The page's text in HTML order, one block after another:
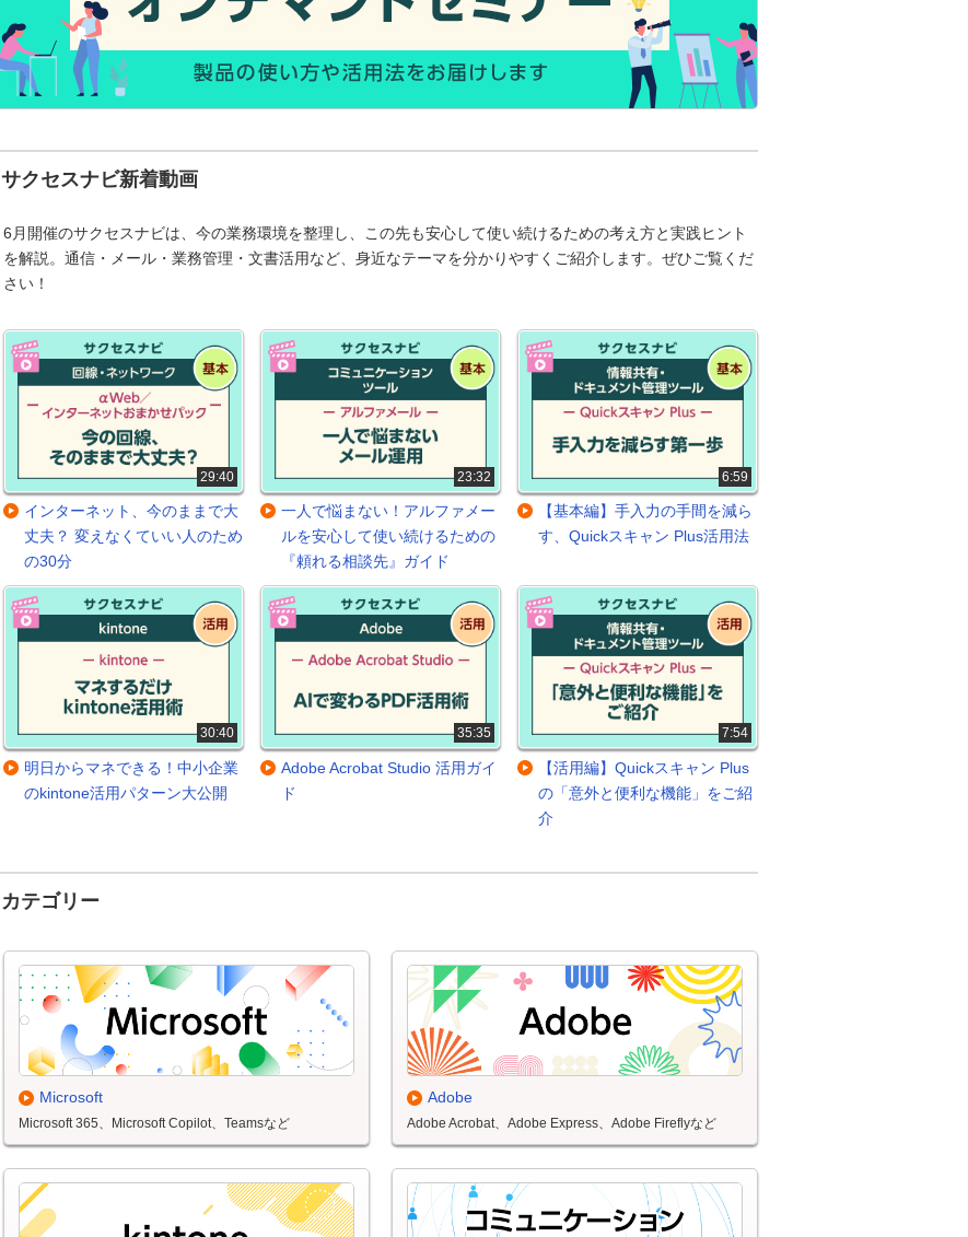
サクセスナビ新着動画
6月開催のサクセスナビは、今の業務環境を整理し、この先も安心して使い続けるための考え方と実践ヒント
を解説。通信・メール・業務管理・文書活用など、身近なテーマを分かりやすくご紹介します。ぜひご覧くだ
さい！
29:40
インターネット、今のままで大
丈夫？ 変えなくていい人のため
の30分
23:32
一人で悩まない！アルファメー
ルを安心して使い続けるための
『頼れる相談先』ガイド
6:59
【基本編】手入力の手間を減ら
す、Quickスキャン Plus活用法
30:40
明日からマネできる！中小企業
のkintone活用パターン大公開
35:35
Adobe Acrobat Studio 活用ガイ
ド
7:54
【活用編】Quickスキャン Plus
の「意外と便利な機能」をご紹
介
カテゴリー
Microsoft
Microsoft 365、Microsoft Copilot、Teamsなど
Adobe
Adobe Acrobat、Adobe Express、Adobe Fireflyなど